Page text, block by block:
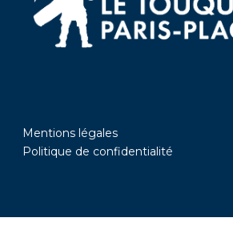
Mentions légales
Politique de confidentialité